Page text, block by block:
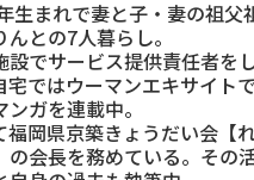
生まれで妻と子・妻の祖父
んとの7人暮らし。
設でサービス提供責任者を
宅ではウーマンエキサイト
ンガを連載中。
福岡県京築きょうだい会【
の会長を務めている。その